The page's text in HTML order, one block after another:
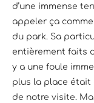
d’une immense
appeler ça
du park. Sa
entièrement faits
y a une foule
plus la place était
de notre visite.